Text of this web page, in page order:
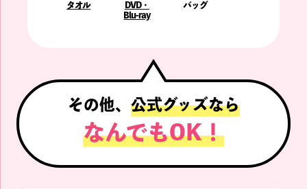
タオル
DVD・
Blu-ray
バッグ
その他、 公式グッズなら
なんでもOK！